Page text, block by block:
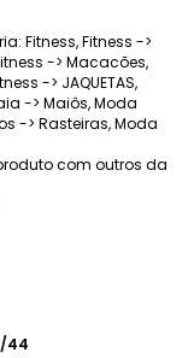
Fitness, Fitness ->
-> Macacões,
-> JAQUETAS,
-> Maiôs, Moda
-> Rasteiras, Moda
com outros da
44